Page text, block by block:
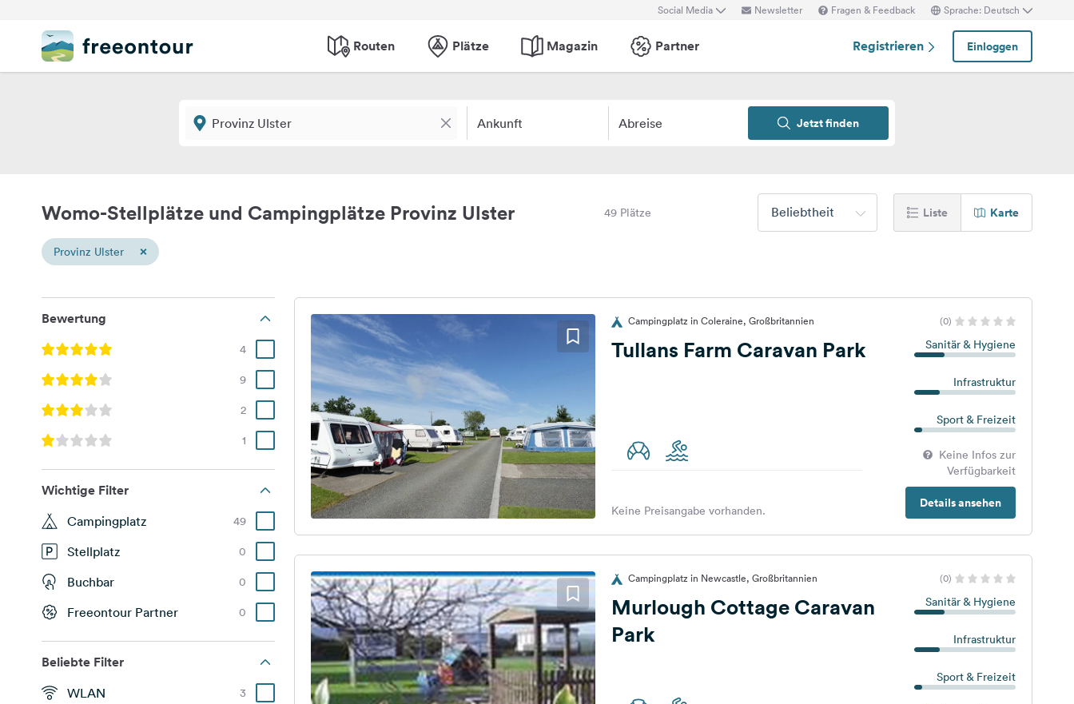
Social Media Newsletter Fragen & Feedback Sprache: Deutsch
Routen Plätze Magazin Partner Registrieren Einloggen
Ankunft Abreise Jetzt finden
Womo-Stellplätze und Campingplätze Provinz Ulster 49 Plätze Beliebtheit Liste Karte
Provinz Ulster ×
Bewertung
4
9
2
1
Wichtige Filter
Campingplatz 49
Stellplatz 0
Buchbar 0
Freeontour Partner 0
Beliebte Filter
WLAN 3
Campingplatz in Coleraine, Großbritannien (0)
Tullans Farm Caravan Park Sanitär & Hygiene
Infrastruktur
Sport & Freizeit
Keine Infos zur
Verfügbarkeit
Details ansehen
Keine Preisangabe vorhanden.
Campingplatz in Newcastle, Großbritannien (0)
Murlough Cottage Caravan
Park
Sanitär & Hygiene
Infrastruktur
Sport & Freizeit